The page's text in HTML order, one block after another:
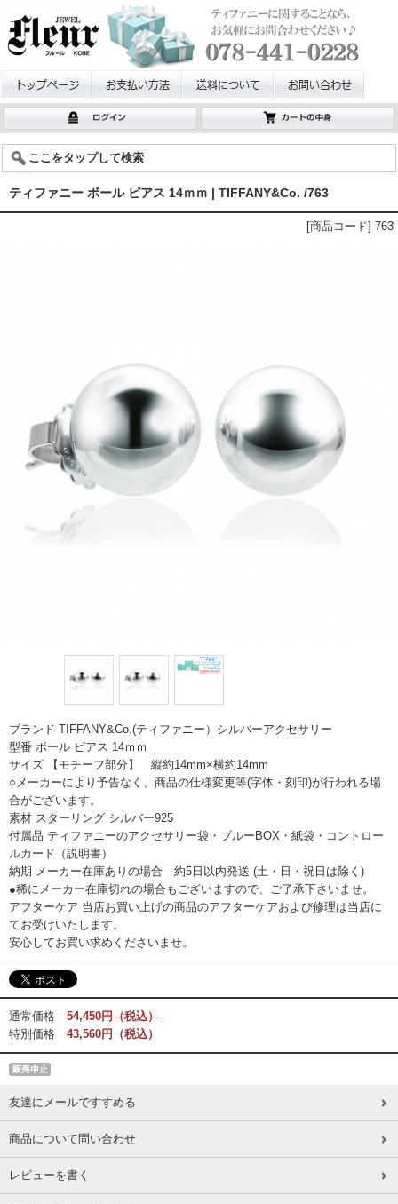
ここをタップして検索
ティファニー ボール ピアス 14ｍｍ | TIFFANY&Co. /763
[商品コード] 763
ブランド TIFFANY&Co.(ティファニー）シルバーアクセサリー
型番 ボール ピアス 14ｍｍ
サイズ 【モチーフ部分】 縦約14mm×横約14mm
○メーカーにより予告なく、商品の仕様変更等(字体・刻印)が行われる場
合がございます。
素材 スターリング シルバー925
付属品 ティファニーのアクセサリー袋・ブルーBOX・紙袋・コントロー
ルカード（説明書）
納期 メーカー在庫ありの場合 約5日以内発送 (土・日・祝日は除く)
●稀にメーカー在庫切れの場合もございますので、ご了承下さいませ。
アフターケア 当店お買い上げの商品のアフターケアおよび修理は当店に
てお受けいたします。
安心してお買い求めくださいませ。
通常価格
54,450円（税込）
特別価格
43,560円（税込）
友達にメールですすめる
商品について問い合わせ
レビューを書く